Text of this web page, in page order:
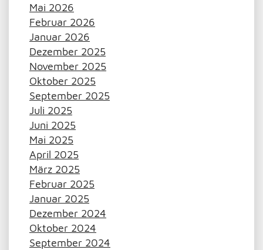
Mai 2026
Februar 2026
Januar 2026
Dezember 2025
November 2025
Oktober 2025
September 2025
Juli 2025
Juni 2025
Mai 2025
April 2025
März 2025
Februar 2025
Januar 2025
Dezember 2024
Oktober 2024
September 2024